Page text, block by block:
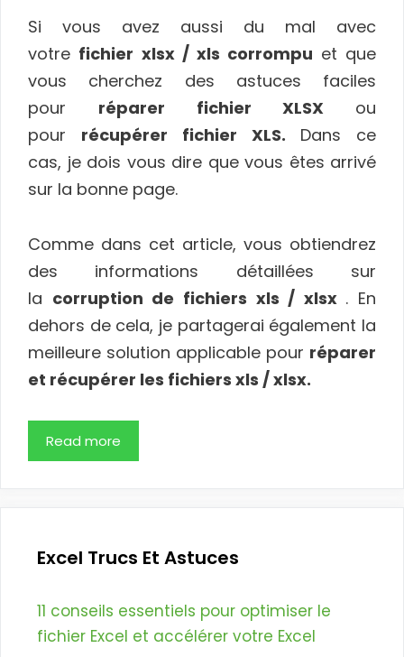
Si vous avez aussi du mal avec
votre fichier xlsx / xls corrompu et que
vous cherchez des astuces faciles
pour réparer fichier XLSX ou
pour récupérer fichier XLS. Dans ce
cas, je dois vous dire que vous êtes arrivé
sur la bonne page.
Comme dans cet article, vous obtiendrez
des informations détaillées sur
la corruption de fichiers xls / xlsx . En
dehors de cela, je partagerai également la
meilleure solution applicable pour réparer
et récupérer les fichiers xls / xlsx.
Read more
Excel Trucs Et Astuces
11 conseils essentiels pour optimiser le
fichier Excel et accélérer votre Excel